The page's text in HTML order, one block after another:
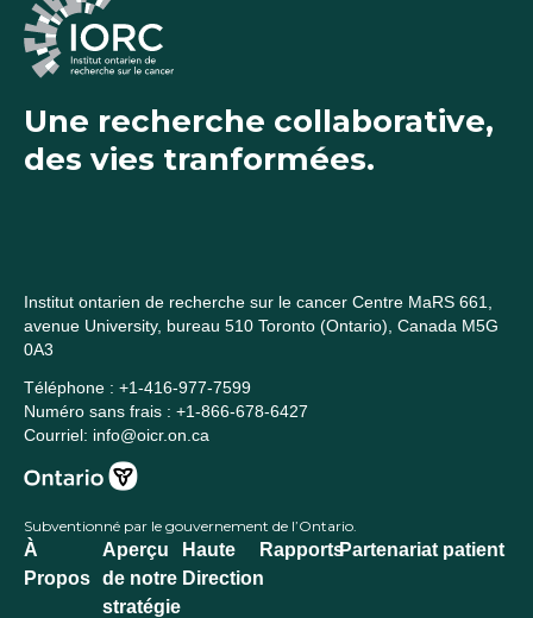
Une recherche collaborative,
des vies tranformées.
Institut ontarien de recherche sur le cancer Centre MaRS 661,
avenue University, bureau 510 Toronto (Ontario), Canada M5G
0A3
Téléphone : +1-416-977-7599
Numéro sans frais : +1-866-678-6427
Courriel: info@oicr.on.ca
Subventionné par le gouvernement de l’Ontario.
À
Propos
Aperçu
de notre
stratégie
Haute
Direction
RapportsPartenariat patient